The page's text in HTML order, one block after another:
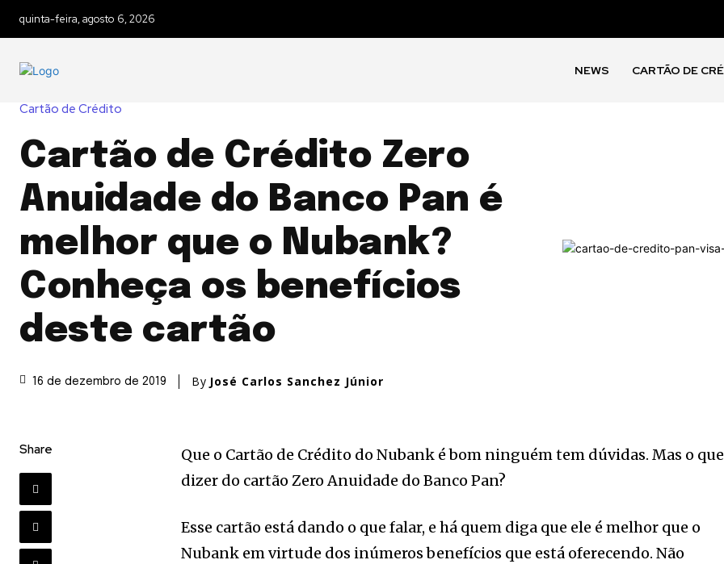
quinta-feira, agosto 6, 2026
NEWS CARTÃO DE
Cartão de Crédito
Cartão de Crédito Zero
Anuidade do Banco Pan é
melhor que o Nubank?
Conheça os benefícios
deste cartão
16 de dezembro de 2019 By José Carlos Sanchez Júnior
Share
Que o Cartão de Crédito do Nubank é bom ninguém tem dúvidas. Mas o que
dizer do cartão Zero Anuidade do Banco Pan?
Esse cartão está dando o que falar, e há quem diga que ele é melhor que o
Nubank em virtude dos inúmeros benefícios que está oferecendo. Não